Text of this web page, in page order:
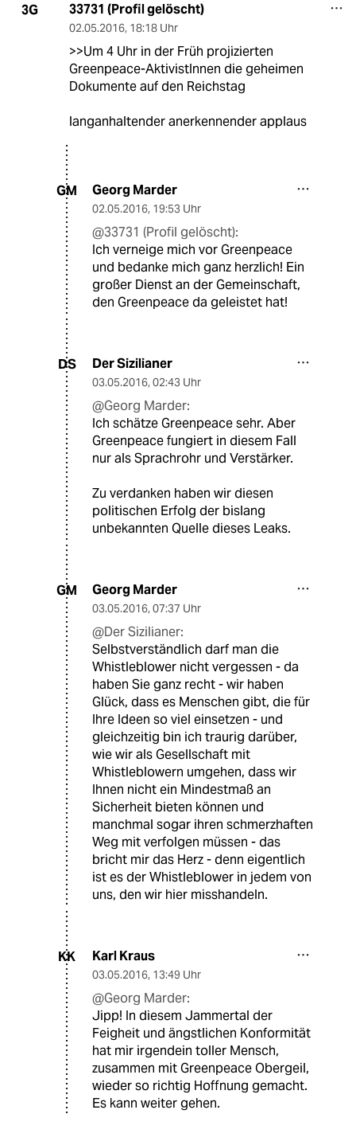
3G 33731 (Profil gelöscht)
02.05.2016, 18:18 Uhr
>>Um 4 Uhr in der Früh projizierten
Greenpeace-AktivistInnen die geheimen
Dokumente auf den Reichstag
langanhaltender anerkennender applaus
GM Georg Marder
02.05.2016, 19:53 Uhr
@33731 (Profil gelöscht):
Ich verneige mich vor Greenpeace
und bedanke mich ganz herzlich! Ein
großer Dienst an der Gemeinschaft,
den Greenpeace da geleistet hat!
DS Der Sizilianer
03.05.2016, 02:43 Uhr
@Georg Marder:
Ich schätze Greenpeace sehr. Aber
Greenpeace fungiert in diesem Fall
nur als Sprachrohr und Verstärker.
Zu verdanken haben wir diesen
politischen Erfolg der bislang
unbekannten Quelle dieses Leaks.
GM Georg Marder
03.05.2016, 07:37 Uhr
@Der Sizilianer:
Selbstverständlich darf man die
Whistleblower nicht vergessen - da
haben Sie ganz recht - wir haben
Glück, dass es Menschen gibt, die für
Ihre Ideen so viel einsetzen - und
gleichzeitig bin ich traurig darüber,
wie wir als Gesellschaft mit
Whistleblowern umgehen, dass wir
Ihnen nicht ein Mindestmaß an
Sicherheit bieten können und
manchmal sogar ihren schmerzhaften
Weg mit verfolgen müssen - das
bricht mir das Herz - denn eigentlich
ist es der Whistleblower in jedem von
uns, den wir hier misshandeln.
KK Karl Kraus
03.05.2016, 13:49 Uhr
@Georg Marder:
Jipp! In diesem Jammertal der
Feigheit und ängstlichen Konformität
hat mir irgendein toller Mensch,
zusammen mit Greenpeace Obergeil,
wieder so richtig Hoffnung gemacht.
Es kann weiter gehen.